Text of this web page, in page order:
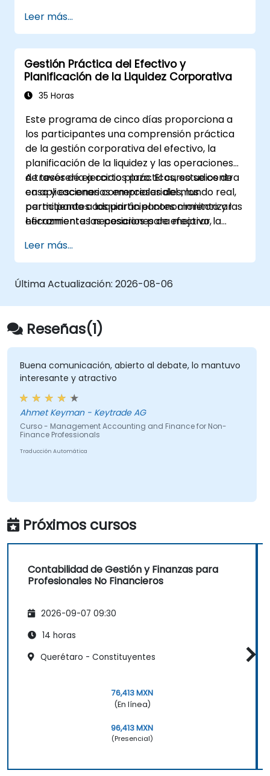
general y el estado de flujos de efectivo.
Aplicar indicadores financieros clave para
evaluar la salud financiera de una
empresa.
Elaborar y gestionar presupuestos, así
como realizar análisis de variaciones para
Utilizar el análisis del punto de equilibrio
para respaldar decisiones operativas y
estratégicas.
Leer más...
Gestión Práctica del Efectivo y
Planificación de la Liquidez Corporativa
35 Horas
Este programa de cinco días proporciona a
los participantes una comprensión práctica
de la gestión corporativa del efectivo, la
planificación de la liquidez y las operaciones
de tesorería a corto plazo. El curso se centra
en aplicaciones comerciales del mundo real,
permitiendo a los participantes monitorizar
eficazmente las posiciones de efectivo,
confiables, optimizar el capital de trabajo,
gestionar las relaciones bancarias, fortalecer
los controles de pagos y tomar decisiones
A través de ejercicios prácticos, estudios de
caso y escenarios empresariales, los
participantes adquirirán el conocimiento y las
herramientas necesarios para mejorar la
financiero y establecer un marco
estructurado de gestión del efectivo dentro
de sus organizaciones.
Leer más...
Última Actualización: 2026-08-06
Reseñas(1)
Buena comunicación, abierto al debate, lo mantuvo
interesante y atractivo
Ahmet Keyman - Keytrade AG
Curso - Management Accounting and Finance for Non-
Finance Professionals
Traducción Automática
Próximos cursos
Contabilidad de Gestión y Finanzas para
Profesionales No Financieros
2026-09-07 09:30
14 horas
Querétaro - Constituyentes
76,413 MXN
(En línea)
96,413 MXN
(Presencial)